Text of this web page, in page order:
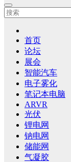
首页
论坛
展会
智能汽车
电子雾化
笔记本电脑
ARVR
光伏
锂电网
钠电网
储能网
气凝胶